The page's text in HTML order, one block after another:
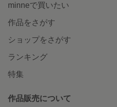
minneで買いたい
作品をさがす
ショップをさがす
ランキング
特集
作品販売について